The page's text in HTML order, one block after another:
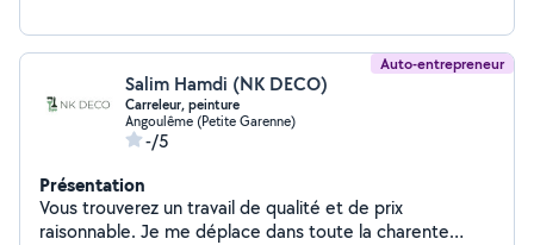
Auto-entrepreneur
Salim Hamdi (NK DECO)
Carreleur, peinture
Angoulême (Petite Garenne)
-/5
Présentation
Vous trouverez un travail de qualité et de prix
raisonnable. Je me déplace dans toute la charente